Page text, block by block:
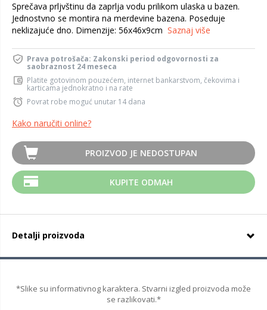
Sprečava prljvštinu da zaprlja vodu prilikom ulaska u bazen.
Jednostvno se montira na merdevine bazena. Poseduje
neklizajuće dno. Dimenzije: 56x46x9cm Saznaj više
Prava potrošača: Zakonski period odgovornosti za
saobraznost 24 meseca
Platite gotovinom pouzećem, internet bankarstvom, čekovima i
karticama jednokratno i na rate
Povrat robe moguć unutar 14 dana
Kako naručiti online?
PROIZVOD JE NEDOSTUPAN
KUPITE ODMAH
Detalji proizvoda
*Slike su informativnog karaktera. Stvarni izgled proizvoda može
se razlikovati.*